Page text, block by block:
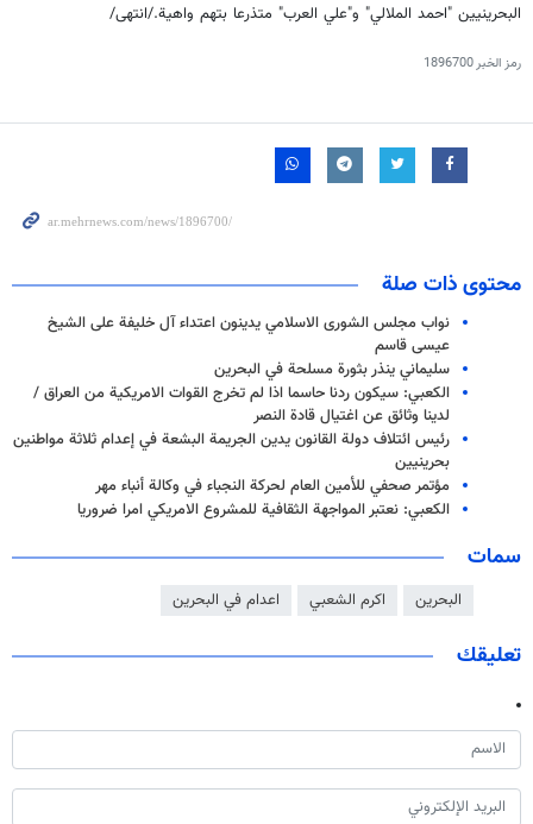
البحرينيين "احمد الملالي" و"علي العرب" متذرعا بتهم واهية./انتهى/
رمز الخبر1896700
محتوى ذات صلة
نواب مجلس الشورى الاسلامي يدينون اعتداء آل خليفة على الشيخ
عيسى قاسم
سليماني ينذر بثورة مسلحة في البحرين
الكعبي: سيكون ردنا حاسما اذا لم تخرج القوات الامريكية من العراق /
لدينا وثائق عن اغتيال قادة النصر
رئيس ائتلاف دولة القانون يدين الجريمة البشعة في إعدام ثلاثة مواطنين
بحرينيين
مؤتمر صحفي للأمين العام لحركة النجباء في وكالة أنباء مهر
الكعبي: نعتبر المواجهة الثقافية للمشروع الامریکي امرا ضروريا
سمات
البحرين اكرم الشعبي اعدام في البحرين
تعليقك